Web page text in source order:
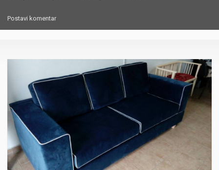
Postavi komentar